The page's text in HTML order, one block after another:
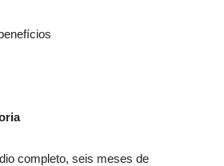
completo, seis meses de